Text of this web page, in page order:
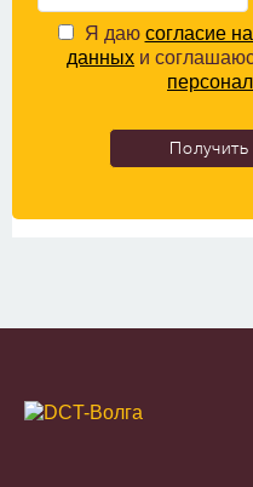
Я даю согласие
данных и